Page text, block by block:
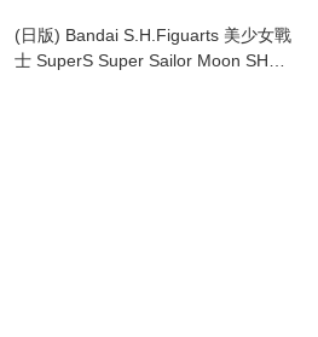
(日版) Bandai S.H.Figuarts 美少女戰
士 SuperS Super Sailor Moon SHF